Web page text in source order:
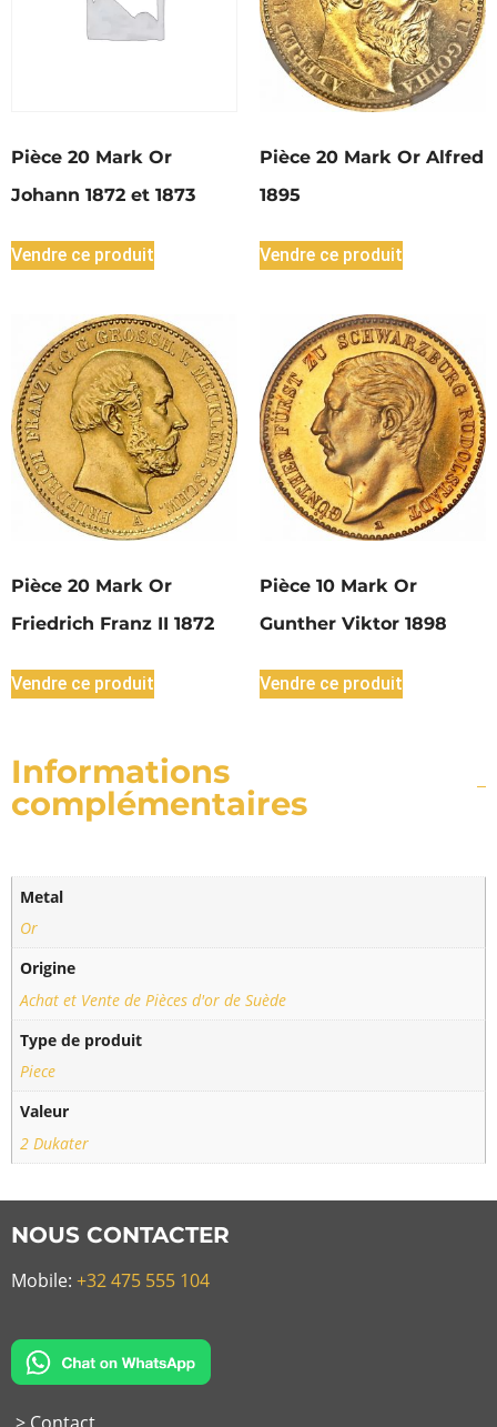
Pièce 20 Mark Or
Johann 1872 et 1873
Vendre ce produit
Pièce 20 Mark Or Alfred
1895
Vendre ce produit
Pièce 20 Mark Or
Friedrich Franz II 1872
Vendre ce produit
Pièce 10 Mark Or
Gunther Viktor 1898
Vendre ce produit
Informations
complémentaires
Metal
Or
Origine
Achat et Vente de Pièces d'or de Suède
Type de produit
Piece
Valeur
2 Dukater
NOUS CONTACTER
Mobile: +32 475 555 104